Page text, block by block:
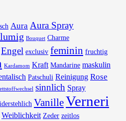
Aura Aura Spray
Bouquet Charme
Engel exclusiv feminin fruchtig
Kardamom Kraft Mandarine maskulin
Patschuli Reinigung Rose
sinnlich Spray
VanilleVerneri
Weiblichkeit Zeder zeitlos